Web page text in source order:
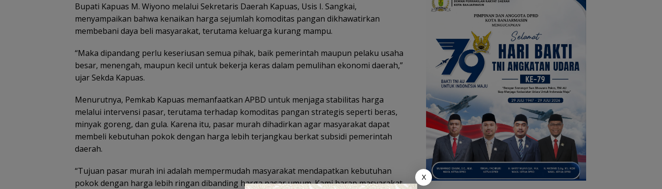
Bupati Kapuas M. Wiyono melalui Sekretaris Daerah Kapuas, Usis I. Sangkai,
menyampaikan bahwa kenaikan harga sejumlah komoditas pangan dikhawatirkan
membebani daya beli masyarakat, terutama keluarga kurang mampu.
“Maka dipandang perlu keseriusan semua pihak, baik pemerintah maupun pelaku usaha
besar, menengah, maupun kecil untuk bekerja keras dalam pemulihan ekonomi daerah,”
ujar Sekda Kapuas.
Menurutnya, Pemkab Kapuas memanfaatkan APBD untuk menjaga stabilitas harga
melalui intervensi pasar, terutama terhadap komoditas pangan strategis seperti beras,
minyak goreng, dan gula. Karena itu, pasar murah dihadirkan agar masyarakat dapat
membeli kebutuhan pokok dengan harga lebih terjangkau berkat subsidi pemerintah
daerah.
“Tujuan pasar murah ini adalah mempermudah masyarakat mendapatkan kebutuhan
pokok dengan harga lebih ringan dibanding harga pasar umum. Kami harap masyarakat
X